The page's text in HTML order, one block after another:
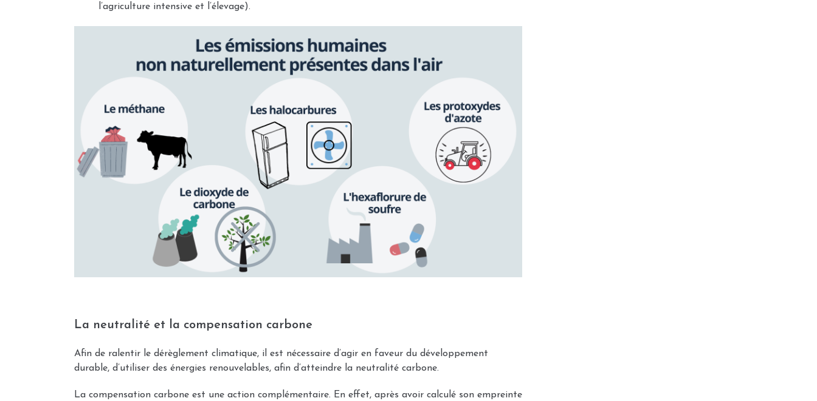
l’agriculture intensive et l’élevage).
La neutralité et la compensation carbone
Afin de ralentir le dérèglement climatique, il est nécessaire d’agir en faveur du développement
durable, d’utiliser des énergies renouvelables, afin d’atteindre la neutralité carbone.
La compensation carbone est une action complémentaire. En effet, après avoir calculé son empreinte